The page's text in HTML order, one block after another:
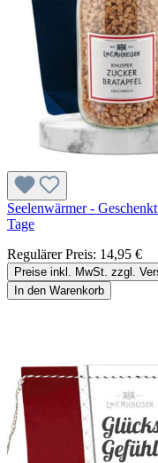
Seelenwärmer -
Tage
Regulärer Preis: 14,95 €
Preise inkl. MwSt. zzgl.
In den Warenkorb